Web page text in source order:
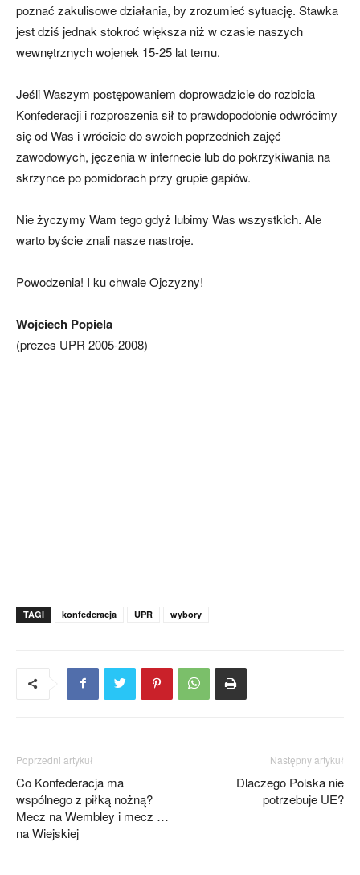
poznać zakulisowe działania, by zrozumieć sytuację. Stawka
jest dziś jednak stokroć większa niż w czasie naszych
wewnętrznych wojenek 15-25 lat temu.
Jeśli Waszym postępowaniem doprowadzicie do rozbicia
Konfederacji i rozproszenia sił to prawdopodobnie odwrócimy
się od Was i wrócicie do swoich poprzednich zajęć
zawodowych, jęczenia w internecie lub do pokrzykiwania na
skrzynce po pomidorach przy grupie gapiów.
Nie życzymy Wam tego gdyż lubimy Was wszystkich. Ale
warto byście znali nasze nastroje.
Powodzenia! I ku chwale Ojczyzny!
Wojciech Popiela
(prezes UPR 2005-2008)
TAGI konfederacja UPR wybory
Poprzedni artykuł
Co Konfederacja ma
wspólnego z piłką nożną?
Mecz na Wembley i mecz …
na Wiejskiej
Następny artykuł
Dlaczego Polska nie
potrzebuje UE?